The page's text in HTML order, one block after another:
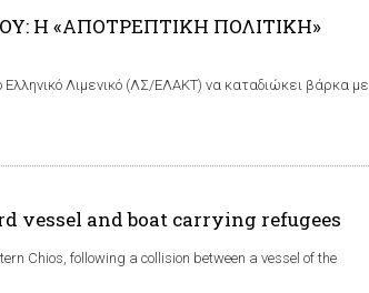
Η «ΑΠΟΤΡΕΠΤΙΚΗ ΠΟΛΙΤΙΚΗ»
Λιμενικό (ΛΣ/ΕΛΑΚΤ) να καταδιώκει βάρκα με
vessel and boat carrying refugees
Chios, following a collision between a vessel of the